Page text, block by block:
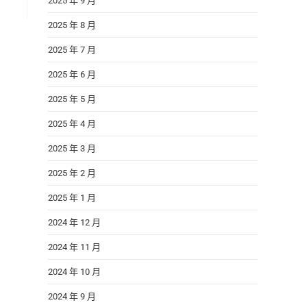
2025 年 8 月
2025 年 7 月
2025 年 6 月
2025 年 5 月
2025 年 4 月
2025 年 3 月
2025 年 2 月
2025 年 1 月
2024 年 12 月
2024 年 11 月
2024 年 10 月
2024 年 9 月